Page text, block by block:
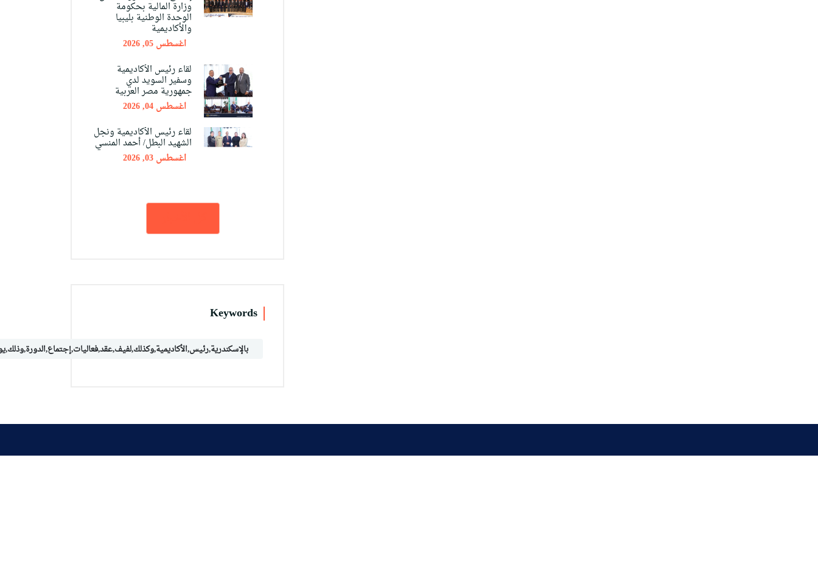
وزارة المالية بحكومة
الوحدة الوطنية بليبيا
والأكاديمية
اغسطس 05, 2026
لقاء رئيس الأكاديمية
وسفير السويد لدي
جمهورية مصر العربية
اغسطس 04, 2026
لقاء رئيس الأكاديمية ونجل
الشهيد البطل/ أحمد المنسي
اغسطس 03, 2026
Keywords